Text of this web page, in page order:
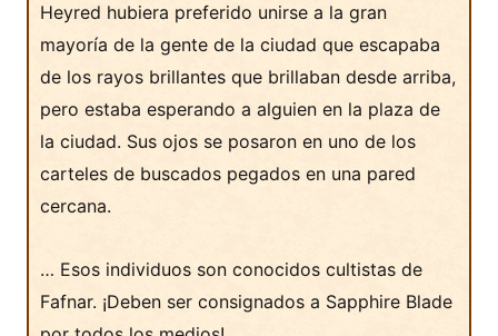
Heyred hubiera preferido unirse a la gran
mayoría de la gente de la ciudad que escapaba
de los rayos brillantes que brillaban desde arriba,
pero estaba esperando a alguien en la plaza de
la ciudad. Sus ojos se posaron en uno de los
carteles de buscados pegados en una pared
cercana.
… Esos individuos son conocidos cultistas de
Fafnar. ¡Deben ser consignados a Sapphire Blade